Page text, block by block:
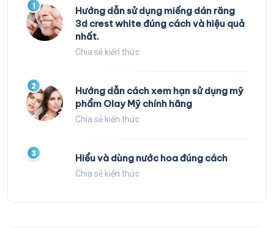
1
Hướng dẫn sử dụng miếng dán răng
3d crest white đúng cách và hiệu quả
nhất.
Chia sẻ kiến thức
2
Hướng dẫn cách xem hạn sử dụng mỹ
phẩm Olay Mỹ chính hãng
Chia sẻ kiến thức
3 Hiểu và dùng nước hoa đúng cách
Chia sẻ kiến thức